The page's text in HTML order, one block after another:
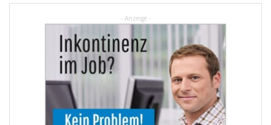
- Anzeige -